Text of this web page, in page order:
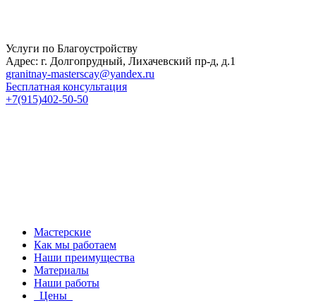
Услуги по Благоустройству
Адрес: г. Долгопрудный, Лихачевский пр-д, д.1
granitnay-masterscay@yandex.ru
Бесплатная консультация
+7(915)402-50-50
Мастерские
Как мы работаем
Наши преимущества
Материалы
Наши работы
Цены